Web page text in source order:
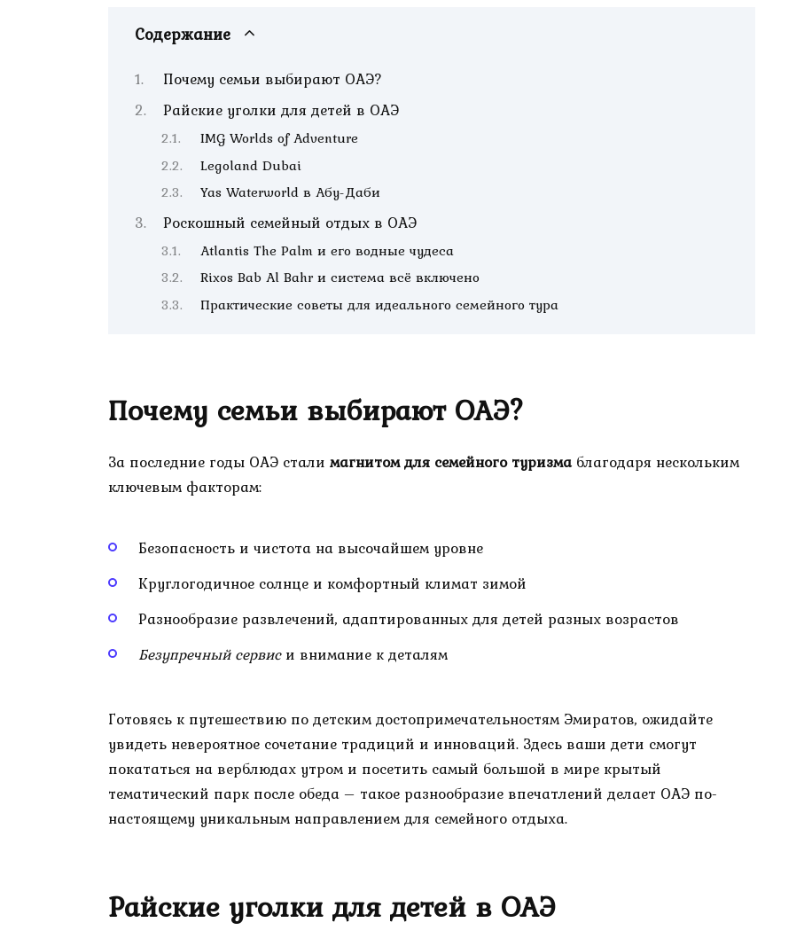
Содержание
Почему семьи выбирают ОАЭ?
Райские уголки для детей в ОАЭ
IMG Worlds of Adventure
Legoland Dubai
Yas Waterworld в Абу-Даби
Роскошный семейный отдых в ОАЭ
Atlantis The Palm и его водные чудеса
Rixos Bab Al Bahr и система всё включено
Практические советы для идеального семейного тура
Почему семьи выбирают ОАЭ?
За последние годы ОАЭ стали магнитом для семейного туризмаблагодаря нескольким
ключевым факторам:
Безопасность и чистота на высочайшем уровне
Круглогодичное солнце и комфортный климат зимой
Разнообразие развлечений, адаптированных для детей разных возрастов
Безупречный сервиси внимание к деталям
Готовясь к путешествию по детским достопримечательностям Эмиратов, ожидайте
увидеть невероятное сочетание традиций и инноваций. Здесь ваши дети смогут
покататься на верблюдах утром и посетить самый большой в мире крытый
тематический парк после обеда – такое разнообразие впечатлений делает ОАЭ по-
настоящему уникальным направлением для семейного отдыха.
Райские уголки для детей в ОАЭ